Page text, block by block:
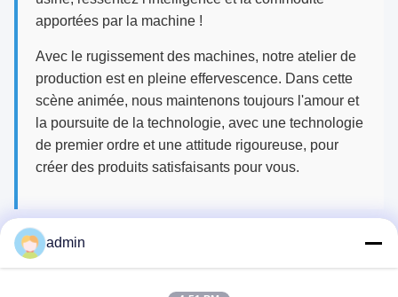
apportées par la machine !
Avec le rugissement des machines, notre atelier de
production est en pleine effervescence. Dans cette
scène animée, nous maintenons toujours l'amour et
la poursuite de la technologie, avec une technologie
de premier ordre et une attitude rigoureuse, pour
créer des produits satisfaisants pour vous.
admin